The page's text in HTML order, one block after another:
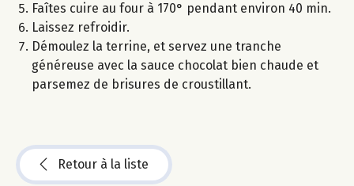
Faîtes cuire au four à 170° pendant environ 40 min.
Laissez refroidir.
Démoulez la terrine, et servez une tranche
généreuse avec la sauce chocolat bien chaude et
parsemez de brisures de croustillant.
Retour à la liste